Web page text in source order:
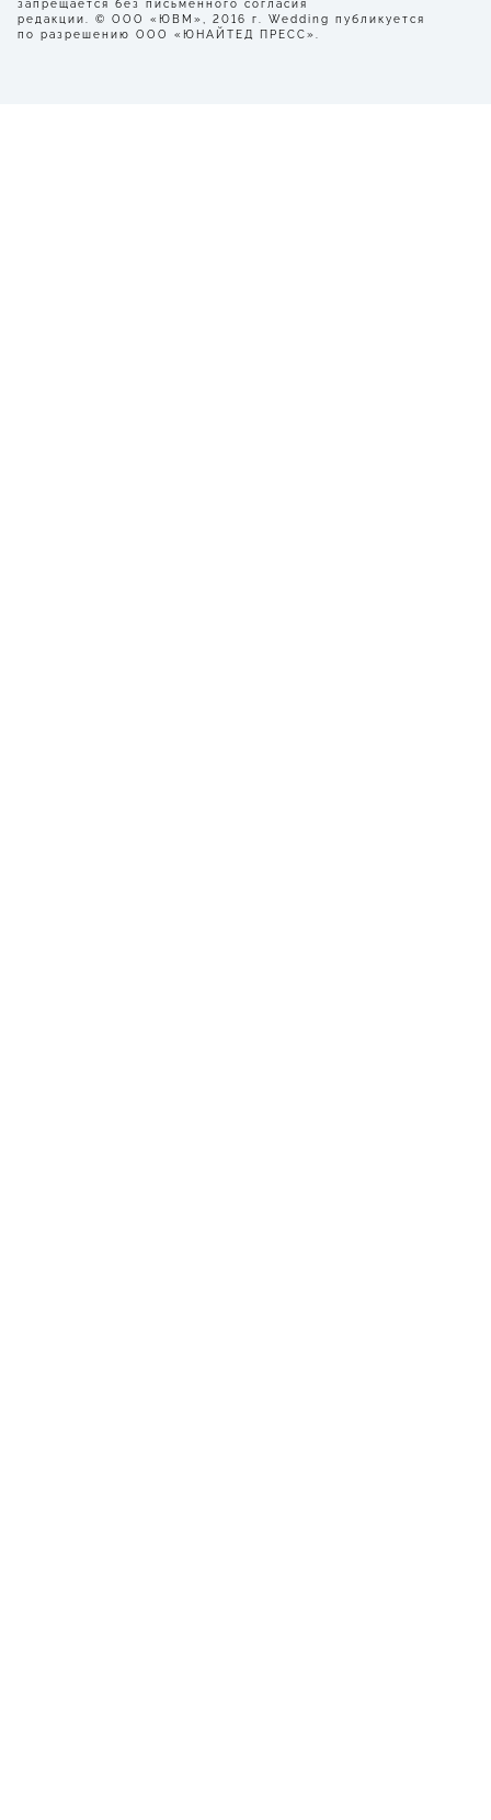
запрещается без письменного согласия
редакции. © ООО «ЮВМ», 2016 г. Wedding публикуется
по разрешению ООО «ЮНАЙТЕД ПРЕСС».